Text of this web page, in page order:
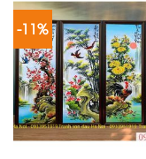
-11%